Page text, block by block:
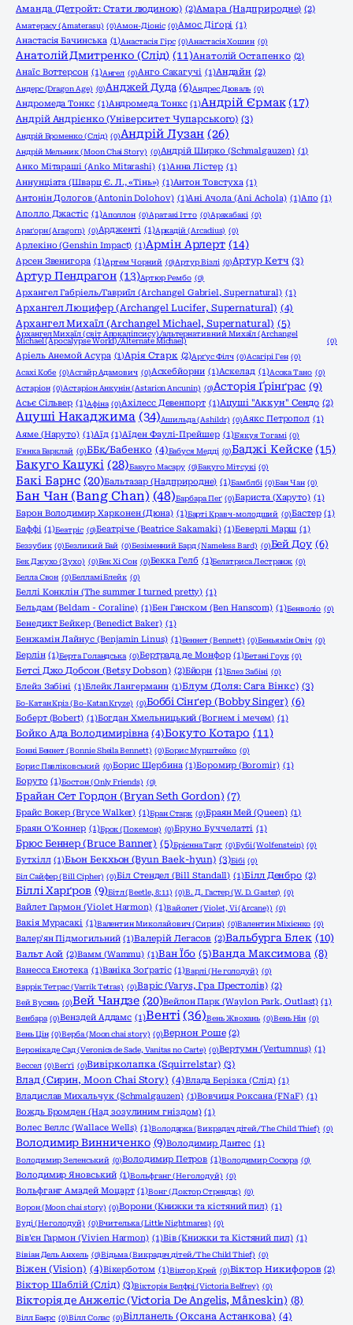
Аманда (Детройт: Стати людиною) (2)Амара (Надприродне) (2)
Аматерасу (Amaterasu) (0)Амон-Діоніс (0)Амос Діґорі (1)
Анастасія Бачинська (1)Анастасія Гірс (0)Анастасія Хошин (0)
Анатолій Дмитренко (Слід) (11)Анатолій Остапенко (2)
Анаїс Воттерсон (1)Ангел (0)Анго Сакагучі (1)Андайн (2)
Андерс (Dragon Age) (0)Анджей Дуда (6)Андрес Дюваль (0)
Андромеда Тонкс (1)Андромеда Тонкс (1)Андрій Єрмак (17)
Андрій Андрієнко (Університет Чупарського) (3)
Андрій Броменко (Слід) (0)Андрій Лузан (26)
Андрій Мельник (Moon Chai Story) (0)Андрій Ширко (Schmalgauzen) (1)
Анко Мітараші (Anko Mitarashi) (1)Анна Лістер (1)
Аннунціата (Шварц Є. Л., «Тінь») (1)Антон Товстуха (1)
Антонін Дологов (Antonin Dolohov) (1)Ані Ачола (Ani Achola) (1)Апо (1)
Аполло Джастіс (1)Аполлон (0)Аратакі Ітто (0)Арахабакі (0)
Араґорн (Aragorn) (0)Ардженті (1)Аркадій (Arcadius) (0)
Арлекіно (Genshin Impact) (1)Армін Арлерт (14)
Арсен Звенигора (1)Артем Чорний (0)Артур Візлі (0)Артур Кетч (3)
Артур Пендрагон (13)Артюр Рембо (0)
Архангел Габріель/Гавриїл (Archangel Gabriel, Supernatural) (1)
Архангел Люцифер (Archangel Lucifer, Supernatural) (4)
Архангел Михаїл (Archangel Michael, Supernatural) (5)
Архангел Михаїл (світ Апокаліпсису)/альтернативний Михаїл (Archangel
Michael (Apocalypse World)/Alternate Michael)
(0)
Аріель Анемой Асура (1)Арія Старк (2)Арґус Філч (0)Асагірі Ген (0)
Асахі Кобе (0)Асгайр Адамович (0)Аскебйорни (1)Аскелад (1)Асока Тано (0)
Астаріон (0)Астаріон Анкунін (Astarion Ancunin) (0)Асторія Ґрінґрас (9)
Асьє Сільвер (1)Афіна (0)Ахілесс Девенпорт (1)Ацуші "Аккун" Сендо (2)
Ацуші Накаджима (34)Ашильда (Ashildr) (0)Аякс Петропол (1)
Аяме (Наруто) (1)Аїд (1)Аїден Фаулі-Прейшер (1)Б'якуя Тогамі (0)
Б'янка Барклай (0)ББк/Бабенко (4)Бабуся Медді (0)Баджі Кейске (15)
Бакуго Кацукі (28)Бакуго Масару (0)Бакуго Мітсукі (0)
Бакі Барнс (20)Бальтазар (Надприродне) (1)Бамблбі (0)Бан Чан (0)
Бан Чан (Bang Chan) (48)Барбара Пеґ (0)Бариста (Харуто) (1)
Барон Володимир Харконен (Дюна) (1)Барті Кравч-молодший (0)Бастер (1)
Баффі (1)Беатріс (0)Беатріче (Beatrice Sakamaki) (1)Беверлі Марш (1)
Беззубик (0)Безликий Бай (0)Безіменний Бард (Nameless Bard) (0)Бей Доу (6)
Бек Джухо (Зухо) (0)Бек Хі Сон (0)Бекка Гелб (1)Белатриса Лестранж (0)
Белла Свон (0)Белламі Блейк (0)
Беллі Конклін (The summer I turned pretty) (1)
Бельдам (Beldam - Coraline) (1)Бен Ганском (Ben Hanscom) (1)Бенволіо (0)
Бенедикт Бейкер (Benedict Baker) (1)
Бенжамін Лайнус (Benjamin Linus) (1)Беннет (Bennett) (0)Беньямін Овіч (0)
Берлін (1)Берта Голандська (0)Бертрада де Монфор (1)Бетані Гоук (0)
Бетсі Джо Добсон (Betsy Dobson) (2)Бйорн (1)Блез Забіні (0)
Блейз Забіні (1)Блейк Лангерманн (1)Блум (Доля: Сага Вінкс) (3)
Бо-Катан Кріз (Bo-Katan Kryze) (0)Боббі Сінґер (Bobby Singer) (6)
Боберт (Bobert) (1)Богдан Хмельницький (Вогнем і мечем) (1)
Бойко Ада Володимирівна (4)Бокуто Котаро (11)
Бонні Беннет (Bonnie Sheila Bennett) (0)Борис Мурштейко (0)
Борис Павліковський (0)Борис Щербина (1)Боромир (Boromir) (1)
Боруто (1)Бостон (Only Friends) (0)
Брайан Сет Гордон (Bryan Seth Gordon) (7)
Брайс Вокер (Bryce Walker) (1)Бран Старк (0)Браян Мей (Queen) (1)
Браян О'Коннер (1)Брок (Покемон) (0)Бруно Буччелатті (1)
Брюс Беннер (Bruce Banner) (5)Брієнна Тарт (0)Бубі (Wolfenstein) (0)
Бутхілл (1)Бьон Бекхьон (Byun Baek-hyun) (3)Бібі (0)
Біл Сайфер (Bill Cipher) (0)Біл Стендел (Bill Standall) (1)Білл Денбро (2)
Біллі Харґров (9)Бітл (Beetle, 8:11) (0)В. Д. Гастер (W. D. Gaster) (0)
Вайлет Гармон (Violet Harmon) (1)Вайолет (Violet, Vi (Arcane)) (0)
Вакія Мурасакі (1)Валентин Миколайович (Сирин) (0)Валентин Міхієнко (0)
Валер'ян Підмогильний (1)Валерій Легасов (2)Вальбурга Блек (10)
Вальт Аой (2)Вамм (Wammu) (1)Ван Їбо (5)Ванда Максимова (8)
Ванесса Енотека (1)Ваніка Зоґратіс (1)Варлі (Не голодуй) (0)
Варрік Тетрас (Varrik Tetras) (0)Варіс (Varys, Гра Престолів) (2)
Вей Вусянь (0)Вей Чандзе (20)Вейлон Парк (Waylon Park, Outlast) (1)
Венбара (0)Венздей Аддамс (1)Венті (36)Вень Жвохань (0)Вень Нін (0)
Вень Цін (0)Верба (Moon chai story) (0)Вернон Роше (2)
Вероніка де Сад (Veronica de Sade, Vanitas no Carte) (0)Вертумн (Vertumnus) (1)
Вессел (0)Веґґі (0)Вивірколапка (Squirrelstar) (3)
Влад (Сирин, Moon Chai Story) (4)Влада Берізка (Слід) (1)
Владислав Михальчук (Schmalgauzen) (1)Вовчиця Роксана (FNaF) (1)
Вождь Бромден (Над зозулиним гніздом) (1)
Волес Веллс (Wallace Wells) (1)Володарка (Викрадач дітей/The Child Thief) (0)
Володимир Винниченко (9)Володимир Дантес (1)
Володимир Зеленський (0)Володимир Петров (1)Володимир Сосюра (0)
Володимир Яновський (1)Вольфганг (Не голодуй) (0)
Вольфганг Амадей Моцарт (1)Вонг (Доктор Стрендж) (0)
Ворон (Moon chai story) (0)Ворони (Книжки та кістяний пил) (1)
Вуді (Не голодуй) (0)Вчителька (Little Nightmares) (0)
Вів'єн Гармон (Vivien Harmon) (1)Вів (Книжки та Кістяний пил) (1)
Вівіан Дель Анхель (0)Відьма (Викрадач дітей/The Child Thief) (0)
Віжен (Vision) (4)Вікерботом (1)Віктор Крей (0)Віктор Никифоров (2)
Віктор Шаблій (Слід) (3)Вікторія Белфрі (Victoria Belfrey) (0)
Вікторія де Анжеліс (Victoria De Angelis, Måneskin) (8)
Вілл Баєрс (0)Вілл Солас (0)Вілланель (Оксана Астанкова) (4)